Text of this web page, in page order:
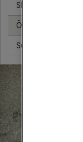
Skicka mms
Öppningsavgift
Surfa utan surfpaket